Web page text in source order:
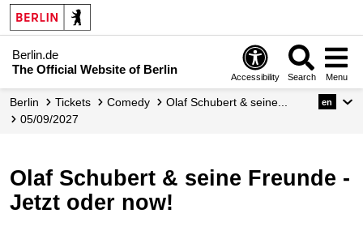
Berlin.de
The Official Website of Berlin
Accessibility Search Menu
Berlin Tickets Comedy
Olaf Schubert & seine...
05/09/2027
en
Olaf Schubert & seine Freunde -
Jetzt oder now!